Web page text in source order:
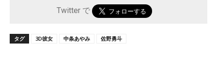
Twitter で
タグ 3D彼女 中条あやみ 佐野勇斗